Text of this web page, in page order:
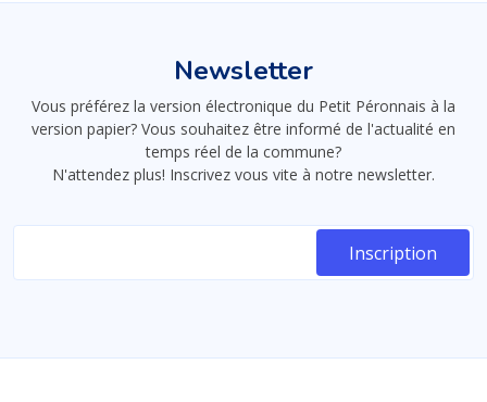
Newsletter
Vous préférez la version électronique du Petit Péronnais à la
version papier? Vous souhaitez être informé de l'actualité en
temps réel de la commune?
N'attendez plus! Inscrivez vous vite à notre newsletter.